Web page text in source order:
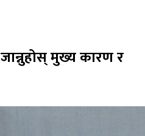
मुख्य कारण र